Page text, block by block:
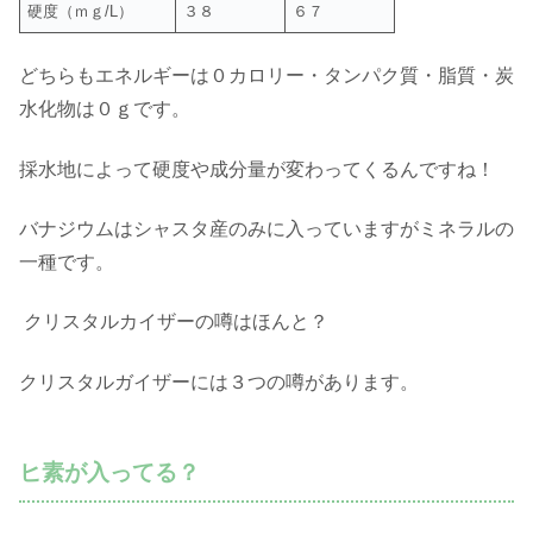
硬度（ｍｇ/L） ３８ ６７
どちらもエネルギーは０カロリー・タンパク質・脂質・炭
水化物は０ｇです。
採水地によって硬度や成分量が変わってくるんですね！
バナジウムはシャスタ産のみに入っていますがミネラルの
一種です。
クリスタルカイザーの噂はほんと？
クリスタルガイザーには３つの噂があります。
ヒ素が入ってる？